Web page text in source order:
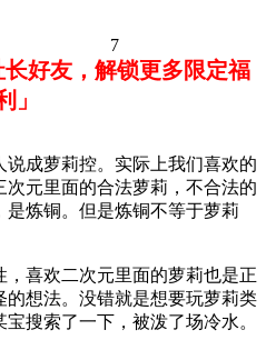
7
长好友，解锁更多限定福
」
成萝莉控。实际上我们喜欢的
元里面的合法萝莉，不合法的
炼铜。但是炼铜不等于萝莉
喜欢二次元里面的萝莉也是正
想法。没错就是想要玩萝莉类
搜索了一下，被泼了场冷水。